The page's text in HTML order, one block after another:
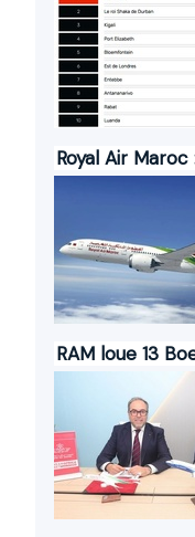
Royal Air
RAM loue 13